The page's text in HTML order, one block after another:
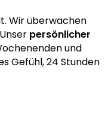
Wir überwachen
Unser persönlicher
und
Gefühl, 24 Stunden